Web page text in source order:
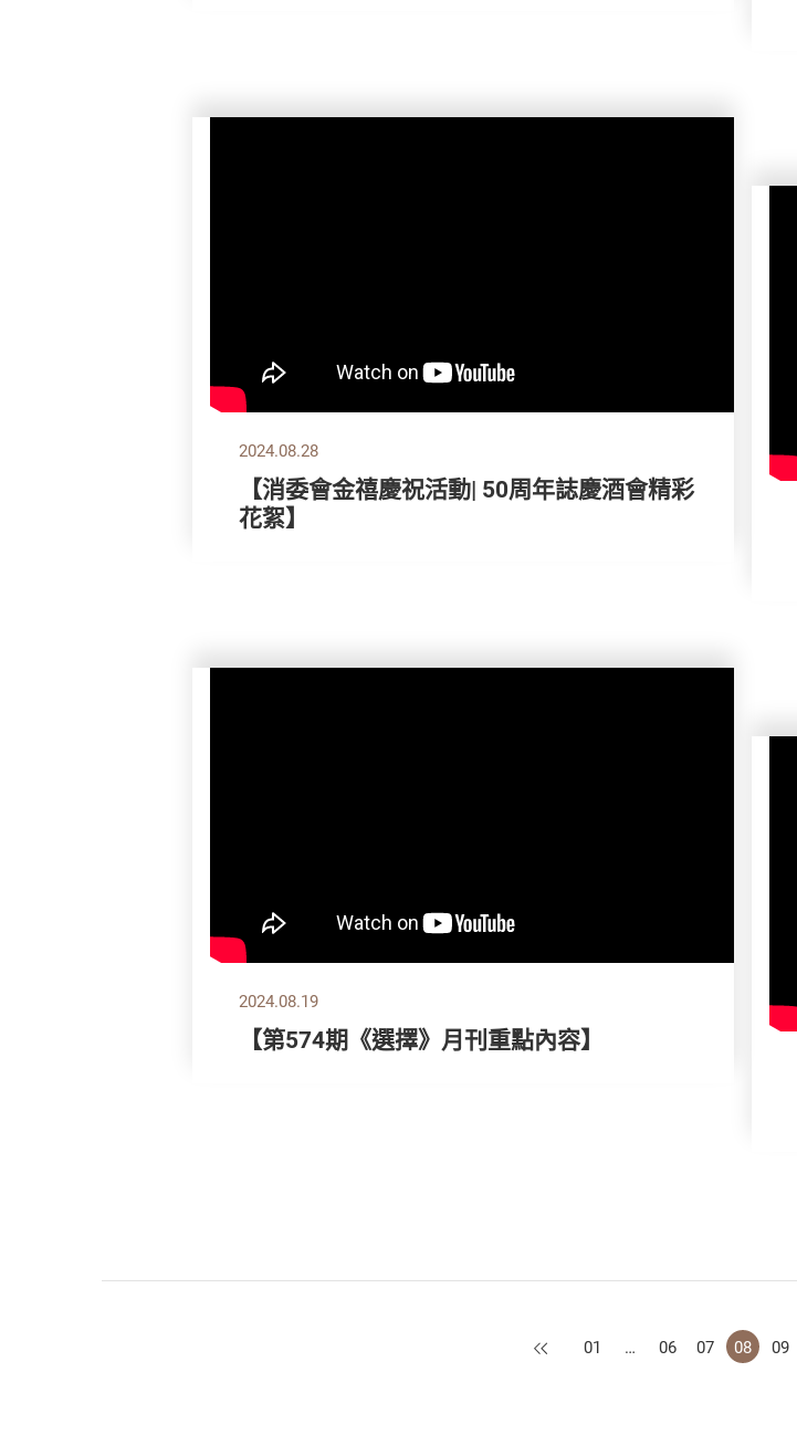
2024.08.28
【消委會金禧慶祝活動| 50周年誌慶酒會精彩
花絮】
2024.08.19
【第574期《選擇》月刊重點內容】
上一頁
01 … 06 07 08 09